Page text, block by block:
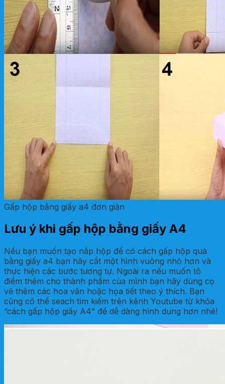
Gấp hộp bằng giấy a4 đơn giản
Lưu ý khi gấp hộp bằng giấy A4
Nếu bạn muốn tạo nắp hộp để có cách gấp hộp quà
bằng giấy a4 bạn hãy cắt một hình vuông nhỏ hơn và
thực hiện các bước tương tự. Ngoài ra nếu muốn tô
điểm thêm cho thành phẩm của mình bạn hãy dùng cọ
vẽ thêm các hoa văn hoặc họa tiết theo ý thích. Bạn
cũng có thể seach tìm kiếm trên kênh Youtube từ khóa
“cách gấp hộp giấy A4” để dễ dàng hình dung hơn nhé!